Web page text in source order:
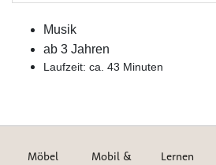
Musik
ab 3 Jahren
Laufzeit: ca. 43 Minuten
Möbel
Mobil &
Lernen